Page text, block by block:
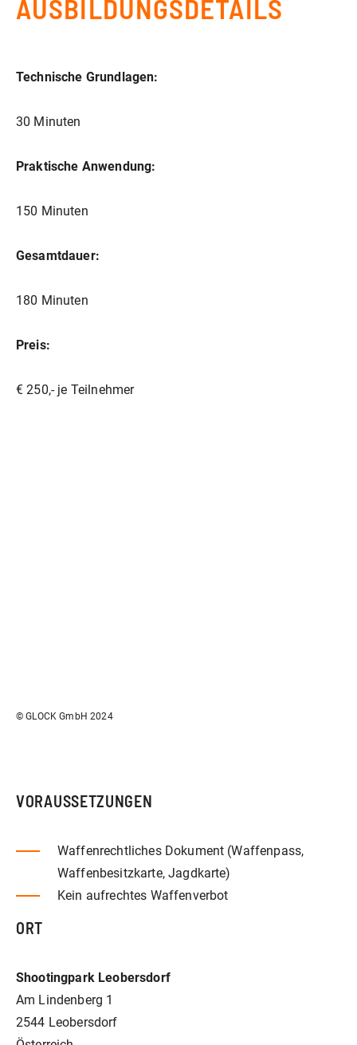
AUSBILDUNGSDETAILS
Technische Grundlagen:
30 Minuten
Praktische Anwendung:
150 Minuten
Gesamtdauer:
180 Minuten
Preis:
€ 250,- je Teilnehmer
© GLOCK GmbH 2024
VORAUSSETZUNGEN
Waffenrechtliches Dokument (Waffenpass,
Waffenbesitzkarte, Jagdkarte)
Kein aufrechtes Waffenverbot
ORT
Shootingpark Leobersdorf
Am Lindenberg 1
2544 Leobersdorf